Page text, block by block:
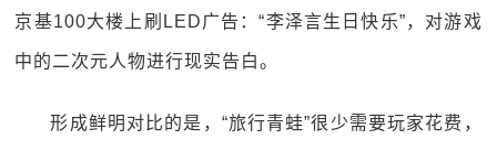
京基100大楼上刷LED广告：“李泽言生日快乐”，对游戏
中的二次元人物进行现实告白。
形成鲜明对比的是，“旅行青蛙”很少需要玩家花费，